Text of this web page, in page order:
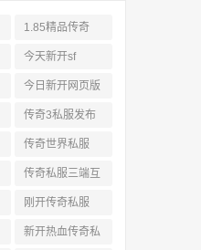
1.85精品传奇
今天新开sf
今日新开网页版
传奇
传奇3私服发布
网站
传奇世界私服
传奇私服三端互
通
刚开传奇私服
新开热血传奇私